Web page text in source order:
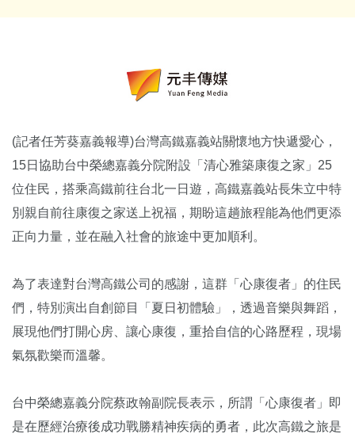
(記者任芳葵嘉義報導)台灣高鐵嘉義站關懷地方快遞愛心，
15日協助台中榮總嘉義分院附設「 清心雅築康復之家」25
位住民，搭乘高鐵前往台北一日遊，高鐵嘉義站長朱立中特
別親自前往康復之家送上祝福， 期盼這趟旅程能為他們更添
正向力量， 並在融入社會的旅途中更加順利。
為了表達對台灣高鐵公司的感謝， 這群「心康復者」的住民
們，特別演出自創節目「 夏日初體驗」，透過音樂與舞蹈，
展現他們打開心房、讓心康復， 重拾自信的心路歷程，現場
氣氛歡樂而溫馨。
台中榮總嘉義分院蔡政翰副院長表示， 所謂「心康復者」即
是在歷經治療後成功戰勝精神疾病的勇者，此次高鐵之旅是